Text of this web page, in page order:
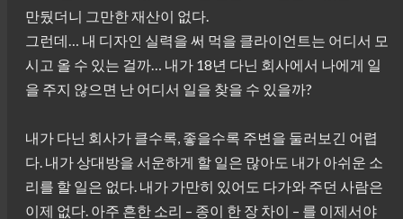
만뒀더니 그만한 재산이 없다.
그런데… 내 디자인 실력을 써 먹을 클라이언트는 어디서 모
시고 올 수 있는 걸까… 내가 18년 다닌 회사에서 나에게 일
을 주지 않으면 난 어디서 일을 찾을 수 있을까?
내가 다닌 회사가 클수록, 좋을수록 주변을 둘러보긴 어렵
다. 내가 상대방을 서운하게 할 일은 많아도 내가 아쉬운 소
리를 할 일은 없다. 내가 가만히 있어도 다가와 주던 사람은
이제 없다. 아주 흔한 소리 – 종이 한 장 차이 – 를 이제서야